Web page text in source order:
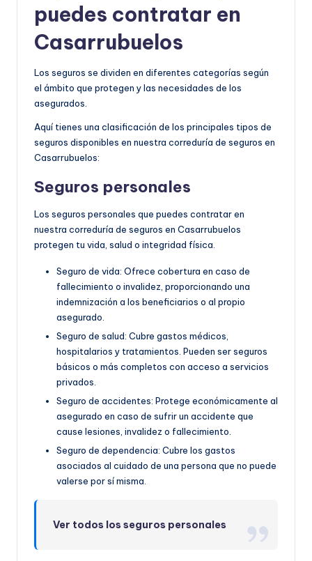
puedes contratar en
Casarrubuelos
Los seguros se dividen en diferentes categorías según
el ámbito que protegen y las necesidades de los
asegurados.
Aquí tienes una clasificación de los principales tipos de
seguros disponibles en nuestra correduría de seguros en
Casarrubuelos:
Seguros personales
Los seguros personales que puedes contratar en
nuestra correduría de seguros en Casarrubuelos
protegen tu vida, salud o integridad física.
Seguro de vida: Ofrece cobertura en caso de
fallecimiento o invalidez, proporcionando una
indemnización a los beneficiarios o al propio
asegurado.
Seguro de salud: Cubre gastos médicos,
hospitalarios y tratamientos. Pueden ser seguros
básicos o más completos con acceso a servicios
privados.
Seguro de accidentes: Protege económicamente al
asegurado en caso de sufrir un accidente que
cause lesiones, invalidez o fallecimiento.
Seguro de dependencia: Cubre los gastos
asociados al cuidado de una persona que no puede
valerse por sí misma.
Ver todos los seguros personales